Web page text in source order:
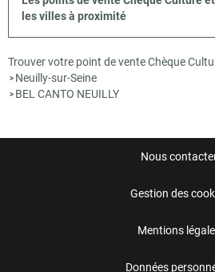
les villes à proximité
Trouver votre point de vente Chèque
> Neuilly-sur-Seine
> BEL CANTO NEUILLY
Nous
Gestion des
Mentions
Données